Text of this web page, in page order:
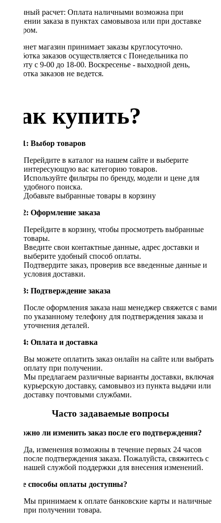
Наличный расчет: Оплата наличными возможна при
получении заказа в пунктах самовывоза или при доставке
курьером.
Интернет магазин принимает заказы круглосуточно.
Обработка заказов осуществляется с Понедельника по
Субботу с 9-00 до 18-00. Воскресенье - выходной день,
обработка заказов не ведется.
Как купить?
Шаг 1: Выбор товаров
Перейдите в каталог на нашем сайте и выберите
интересующую вас категорию товаров.
Используйте фильтры по бренду, модели и цене для
удобного поиска.
Добавьте выбранные товары в корзину
Шаг 2: Оформление заказа
Перейдите в корзину, чтобы просмотреть выбранные
товары.
Введите свои контактные данные, адрес доставки и
выберите удобный способ оплаты.
Подтвердите заказ, проверив все введенные данные и
условия доставки.
Шаг 3: Подтверждение заказа
После оформления заказа наш менеджер свяжется с вами
по указанному телефону для подтверждения заказа и
уточнения деталей.
Шаг 4: Оплата и доставка
Вы можете оплатить заказ онлайн на сайте или выбрать
оплату при получении.
Мы предлагаем различные варианты доставки, включая
курьерскую доставку, самовывоз из пункта выдачи или
доставку почтовыми службами.
Часто задаваемые вопросы
Возможно ли изменить заказ после его подтверждения?
Да, изменения возможны в течение первых 24 часов
после подтверждения заказа. Пожалуйста, свяжитесь с
нашей службой поддержки для внесения изменений.
Какие способы оплаты доступны?
Мы принимаем к оплате банковские карты и наличные
при получении товара.